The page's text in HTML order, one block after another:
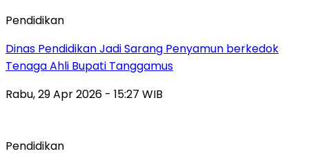
Pendidikan
Dinas Pendidikan Jadi Sarang Penyamun berkedok
Tenaga Ahli Bupati Tanggamus
Rabu, 29 Apr 2026 - 15:27 WIB
Pendidikan